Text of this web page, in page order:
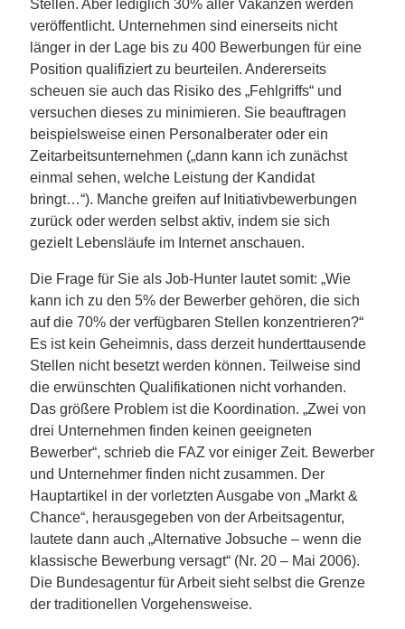
Stellen. Aber lediglich 30% aller Vakanzen werden
veröffentlicht. Unternehmen sind einerseits nicht
länger in der Lage bis zu 400 Bewerbungen für eine
Position qualifiziert zu beurteilen. Andererseits
scheuen sie auch das Risiko des „Fehlgriffs“ und
versuchen dieses zu minimieren. Sie beauftragen
beispielsweise einen Personalberater oder ein
Zeitarbeitsunternehmen („dann kann ich zunächst
einmal sehen, welche Leistung der Kandidat
bringt…“). Manche greifen auf Initiativbewerbungen
zurück oder werden selbst aktiv, indem sie sich
gezielt Lebensläufe im Internet anschauen.
Die Frage für Sie als Job-Hunter lautet somit: „Wie
kann ich zu den 5% der Bewerber gehören, die sich
auf die 70% der verfügbaren Stellen konzentrieren?“
Es ist kein Geheimnis, dass derzeit hunderttausende
Stellen nicht besetzt werden können. Teilweise sind
die erwünschten Qualifikationen nicht vorhanden.
Das größere Problem ist die Koordination. „Zwei von
drei Unternehmen finden keinen geeigneten
Bewerber“, schrieb die FAZ vor einiger Zeit. Bewerber
und Unternehmer finden nicht zusammen. Der
Hauptartikel in der vorletzten Ausgabe von „Markt &
Chance“, herausgegeben von der Arbeitsagentur,
lautete dann auch „Alternative Jobsuche – wenn die
klassische Bewerbung versagt“ (Nr. 20 – Mai 2006).
Die Bundesagentur für Arbeit sieht selbst die Grenze
der traditionellen Vorgehensweise.